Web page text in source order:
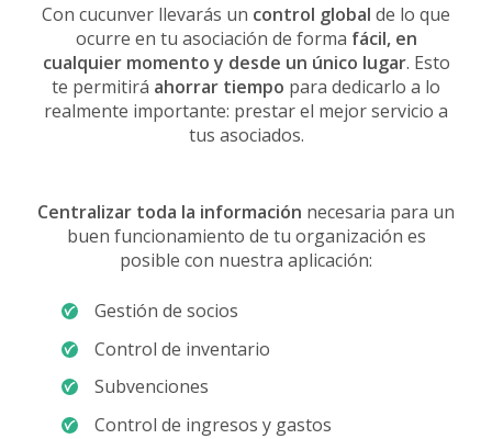
Con cucunver llevarás un control global de lo que
ocurre en tu asociación de forma fácil, en
cualquier momento y desde un único lugar. Esto
te permitirá ahorrar tiempo para dedicarlo a lo
realmente importante: prestar el mejor servicio a
tus asociados.
Centralizar toda la información necesaria para un
buen funcionamiento de tu organización es
posible con nuestra aplicación:
Gestión de socios
Control de inventario
Subvenciones
Control de ingresos y gastos